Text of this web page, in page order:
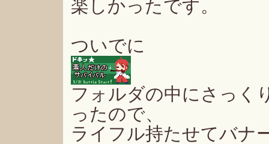
楽しかったです。
ついでに
フォルダの中にさっく
ったので、
ライフル持たせてバナ